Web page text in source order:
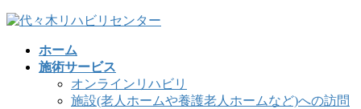
コ
ナ
ホーム
施術サービス
オンラインリハビリ
施設(老人ホームや養護老人ホームなど)への訪問